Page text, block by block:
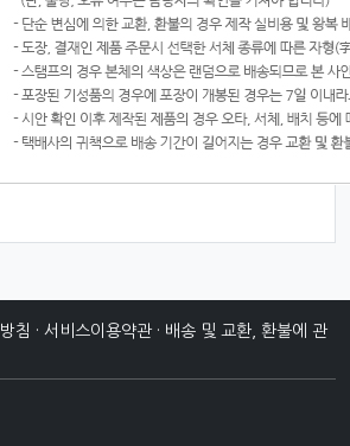
침 · 서비스이용약관 · 배송 및 교환, 환불에 관